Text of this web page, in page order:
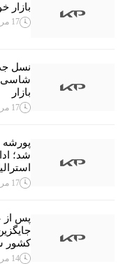
بازار
17 مرداد 1405
بازار
17 مرداد 1405
17 مرداد 1405
پس از
کشور
14 مرداد 1405